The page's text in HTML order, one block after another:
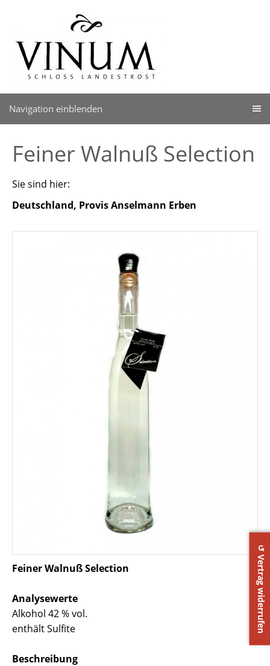
↺ Vertrag widerrufen
Navigation einblenden
Feiner Walnuß Selection
Sie sind hier:
Deutschland, Provis Anselmann Erben
Feiner Walnuß Selection
Analysewerte
Alkohol 42 % vol.
enthält Sulfite
Beschreibung